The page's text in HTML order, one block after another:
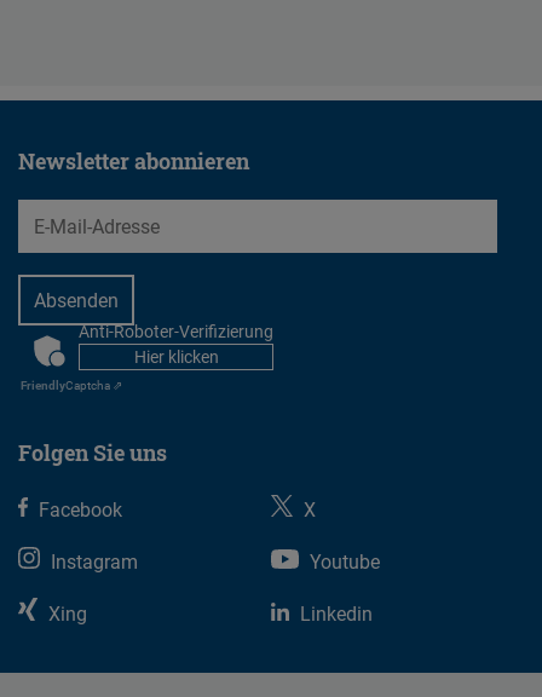
Reisekostenzuschüsse usw.)
Newsletter abonnieren
EMail
CAPTCHAAnti-Roboter-Verifizierung
Hier klicken
FriendlyCaptcha ⇗
Folgen Sie uns
Facebook
X
Instagram
Youtube
Xing
Linkedin